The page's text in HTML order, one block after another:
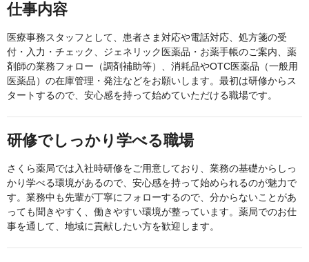
仕事内容
医療事務スタッフとして、患者さま対応や電話対応、処方箋の受
付・入力・チェック、ジェネリック医薬品・お薬手帳のご案内、薬
剤師の業務フォロー（調剤補助等）、消耗品やOTC医薬品（一般用
医薬品）の在庫管理・発注などをお願いします。最初は研修からス
タートするので、安心感を持って始めていただける職場です。
研修でしっかり学べる職場
さくら薬局では入社時研修をご用意しており、業務の基礎からしっ
かり学べる環境があるので、安心感を持って始められるのが魅力で
す。業務中も先輩が丁寧にフォローするので、分からないことがあ
っても聞きやすく、働きやすい環境が整っています。薬局でのお仕
事を通して、地域に貢献したい方を歓迎します。